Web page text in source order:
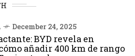
December 24, 2025
BYD revela en
añadir 400 km de rango